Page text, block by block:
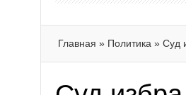
Главная » Политика » Суд